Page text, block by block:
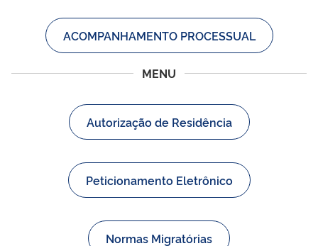
ACOMPANHAMENTO PROCESSUAL
MENU
Autorização de Residência
Peticionamento Eletrônico
Normas Migratórias